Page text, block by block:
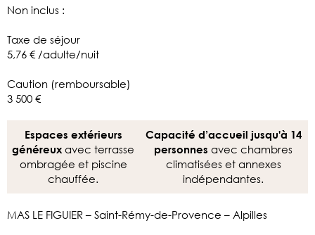
Non inclus :
Taxe de séjour
5,76 € /adulte/nuit
Caution (remboursable)
3 500 €
Espaces extérieurs
généreux avec terrasse
ombragée et piscine
chauffée.
Capacité d’accueil jusqu'à 14
personnes avec chambres
climatisées et annexes
indépendantes.
MAS LE FIGUIER – Saint-Rémy-de-Provence – Alpilles